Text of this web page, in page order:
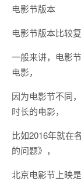
电影节版本
电影节版本比较
一般来讲，电影
电影，
因为电影节不同
时长的电影，
比如2016年就在
的问题》，
北京电影节上映